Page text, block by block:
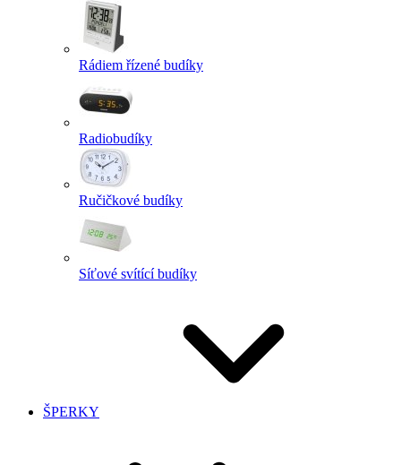
Rádiem řízené budíky
Radiobudíky
Ručičkové budíky
Síťové svítící budíky
ŠPERKY